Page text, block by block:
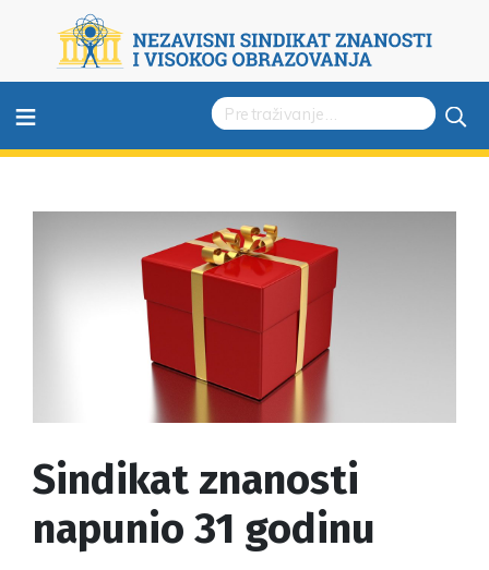
≡
Sindikat znanosti
napunio 31 godinu